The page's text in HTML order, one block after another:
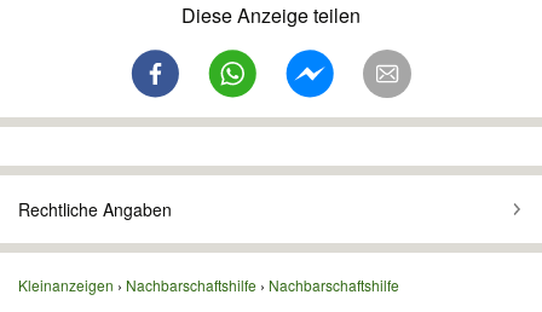
Diese Anzeige teilen
Rechtliche Angaben
Kleinanzeigen Nachbarschaftshilfe Nachbarschaftshilfe